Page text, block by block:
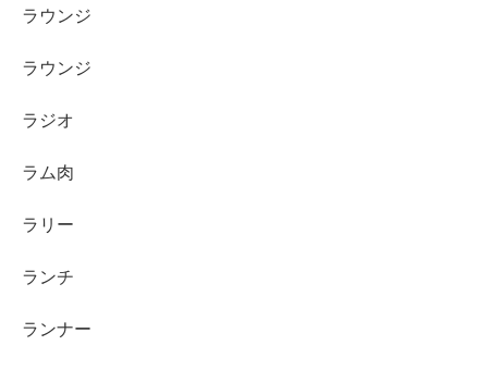
ラウンジ
ラウンジ
ラジオ
ラム肉
ラリー
ランチ
ランナー